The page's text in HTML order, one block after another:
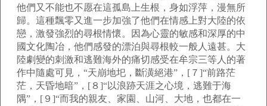
他們又不能也不愿在這孤島上生根，身如浮萍，漫無所
歸。這種飄零又進一步加強了他們在情感上對大陸的依
戀，激發強烈的尋根情懷。因為心靈的敏感和深厚的中
國文化陶冶，他們感發的漂泊與尋根較一般人遠甚。大
陸劇變的刺激和逃難海外的痛切感受在牟宗三等人的著
作中隨處可見，“天崩地圯，斷潢絕港”，[７]“前路茫
茫，天昏地暗”，[８]“以浪跡天涯之心境，逃難于海
隅”，[９]“而我的親友、家園、山河、大地，也都在一